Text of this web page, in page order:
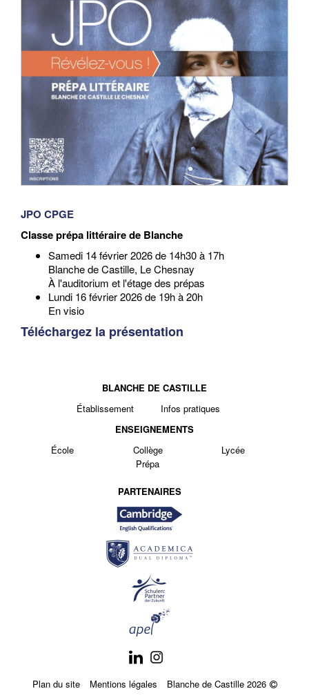
​JPO CPGE
Classe prépa littéraire de Blanche
Samedi 14 février 2026 de 14h30 à 17h
Blanche de Castille, Le Chesnay
À l'auditorium et l'étage des prépas
Lundi 16 février 2026 de 19h à 20h
En visio
Téléchargez la présentation
BLANCHE DE CASTILLE
Établissement
Infos pratiques
ENSEIGNEMENTS
École
Collège
Lycée
Prépa
PARTENAIRES
Plan du site Mentions légales
Blanche de Castille 2026